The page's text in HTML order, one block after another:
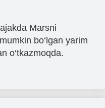
Marsni
bo‘lgan yarim
o‘tkazmoqda.